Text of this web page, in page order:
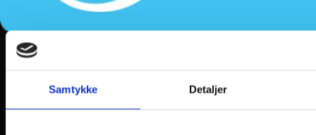
Samtykke Detaljer